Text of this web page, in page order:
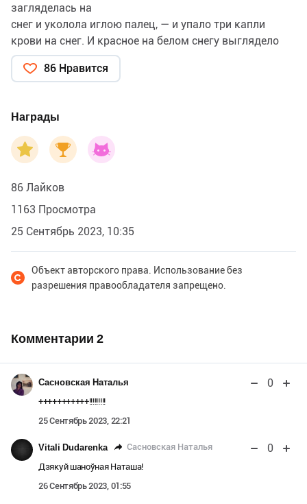
загляделась на
снег и уколола иглою палец, — и упало три капли
крови на снег. И красное на белом снегу выглядело
так красиво, что
подумала она про себя: «Вот если б родился у меня
86 Нравится
Награды
86 Лайков
1163 Просмотра
25 Сентябрь 2023, 10:35
Объект авторского права. Использование без
разрешения правообладателя запрещено.
Комментарии 2
Сасновская Наталья 0
+++++++++++!!!!!!!!!
25 Сентябрь 2023, 22:21
Vitali Dudarenka Сасновская Наталья 0
Дзякуй шаноўная Наташа!
26 Сентябрь 2023, 01:55